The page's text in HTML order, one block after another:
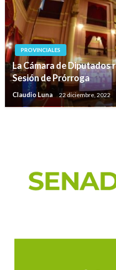
PROVINCIALES
La Cámara de Diputados
Sesión de Prórroga
Claudio Luna 22 diciembre, 2022